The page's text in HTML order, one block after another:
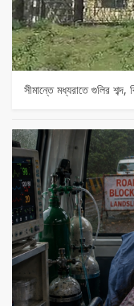
সীমান্তে মধ্যরাতে গুলির